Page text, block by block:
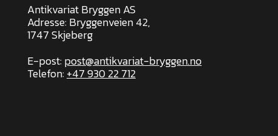
Antikvariat Bryggen AS
Adresse: Bryggenveien 42,
1747 Skjeberg
E-post:post@antikvariat-bryggen.no
Telefon:+47 930 22 712